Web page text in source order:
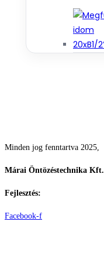
Minden jog fenntartva 2025,
Márai Öntözéstechnika Kft.
Fejlesztés:
Facebook-f